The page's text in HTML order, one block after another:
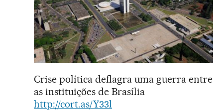
Crise política deflagra uma guerra entre
as instituições de Brasília
http://cort.as/Y33l